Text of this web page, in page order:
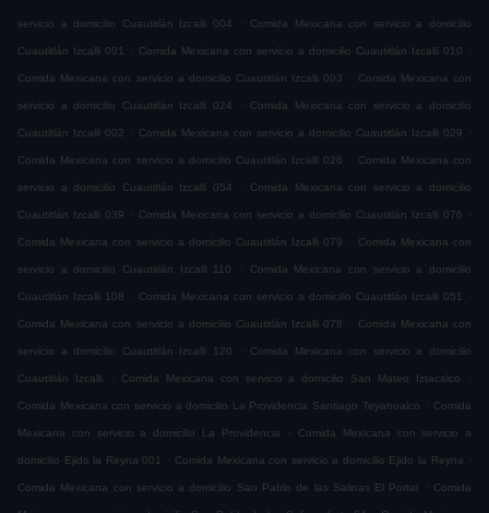
servicio a domicilio Cuautitlán Izcalli 004 . Comida Mexicana con servicio a domicilio
Cuautitlán Izcalli 001 . Comida Mexicana con servicio a domicilio Cuautitlán Izcalli 010 .
Comida Mexicana con servicio a domicilio Cuautitlán Izcalli 003 . Comida Mexicana con
servicio a domicilio Cuautitlán Izcalli 024 . Comida Mexicana con servicio a domicilio
Cuautitlán Izcalli 002 . Comida Mexicana con servicio a domicilio Cuautitlán Izcalli 029 .
Comida Mexicana con servicio a domicilio Cuautitlán Izcalli 026 . Comida Mexicana con
servicio a domicilio Cuautitlán Izcalli 054 . Comida Mexicana con servicio a domicilio
Cuautitlán Izcalli 039 . Comida Mexicana con servicio a domicilio Cuautitlán Izcalli 076 .
Comida Mexicana con servicio a domicilio Cuautitlán Izcalli 079 . Comida Mexicana con
servicio a domicilio Cuautitlán Izcalli 110 . Comida Mexicana con servicio a domicilio
Cuautitlán Izcalli 108 . Comida Mexicana con servicio a domicilio Cuautitlán Izcalli 051 .
Comida Mexicana con servicio a domicilio Cuautitlán Izcalli 078 . Comida Mexicana con
servicio a domicilio Cuautitlán Izcalli 120 . Comida Mexicana con servicio a domicilio
Cuautitlán Izcalli . Comida Mexicana con servicio a domicilio San Mateo Iztacalco .
Comida Mexicana con servicio a domicilio La Providencia Santiago Teyahualco . Comida
Mexicana con servicio a domicilio La Providencia . Comida Mexicana con servicio a
domicilio Ejido la Reyna 001 . Comida Mexicana con servicio a domicilio Ejido la Reyna .
Comida Mexicana con servicio a domicilio San Pablo de las Salinas El Portal . Comida